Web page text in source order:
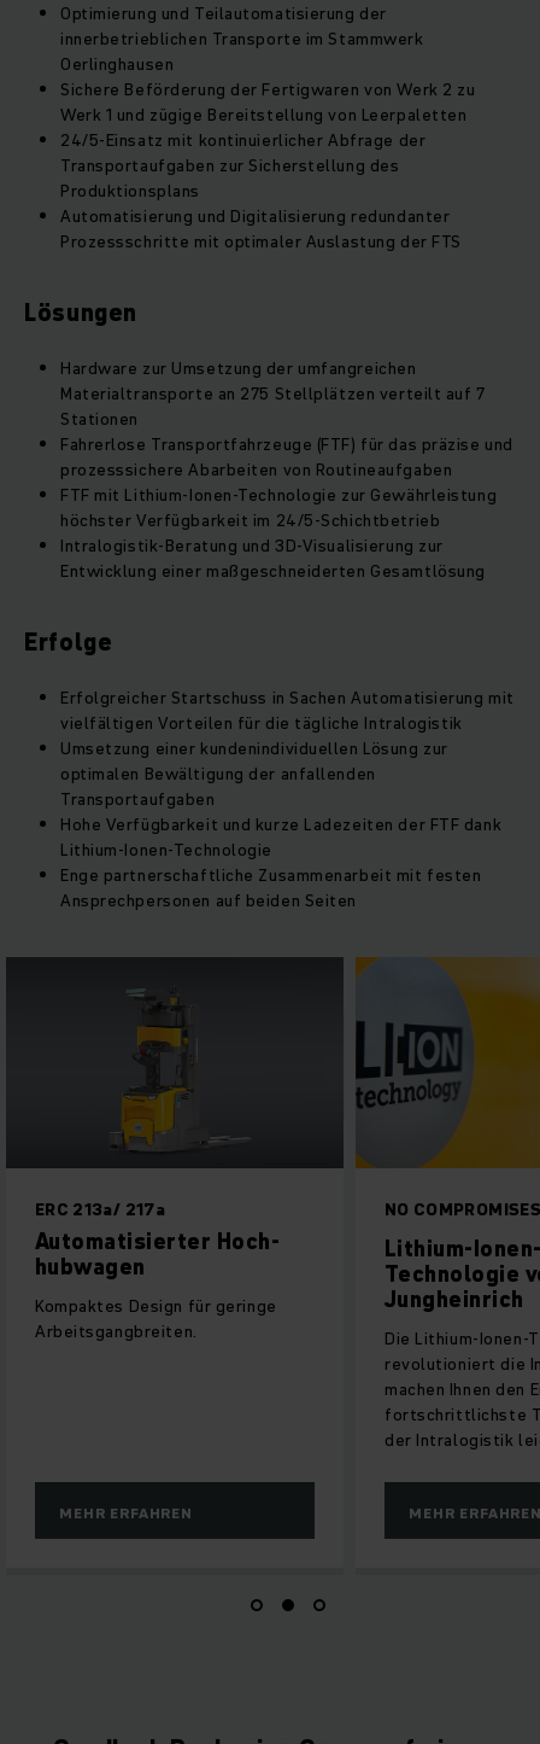
Optimierung und Teilautomatisierung der
innerbetrieblichen Transporte im Stammwerk
Oerlinghausen
Sichere Beförderung der Fertigwaren von Werk 2 zu
Werk 1 und zügige Bereitstellung von Leerpaletten
24/5-Einsatz mit kontinuierlicher Abfrage der
Transportaufgaben zur Sicherstellung des
Produktionsplans
Automatisierung und Digitalisierung redundanter
Prozessschritte mit optimaler Auslastung der FTS
Lösungen
Hardware zur Umsetzung der umfangreichen
Materialtransporte an 275 Stellplätzen verteilt auf 7
Stationen
Fahrerlose Transportfahrzeuge (FTF) für das präzise und
prozesssichere Abarbeiten von Routineaufgaben
FTF mit Lithium-Ionen-Technologie zur Gewährleistung
höchster Verfügbarkeit im 24/5-Schichtbetrieb
Intralogistik-Beratung und 3D-Visualisierung zur
Entwicklung einer maßgeschneiderten Gesamtlösung
Erfolge
Erfolgreicher Startschuss in Sachen Automatisierung mit
vielfältigen Vorteilen für die tägliche Intralogistik
Umsetzung einer kundenindividuellen Lösung zur
optimalen Bewältigung der anfallenden
Transportaufgaben
Hohe Verfügbarkeit und kurze Ladezeiten der FTF dank
Lithium-Ionen-Technologie
Enge partnerschaftliche Zusammenarbeit mit festen
Ansprechpersonen auf beiden Seiten
ERC 213a/ 217a
Automatisierter Hoch­
hubwagen
Kompaktes Design für geringe
Arbeitsgangbreiten.
MEHR ERFAHREN
NO COMPROMISES
Lithium-Ionen-
Technologie
Jungheinrich
Die Lithium-Ionen-
revolutioniert die
machen Ihnen den
fortschrittlichste
der Intralogistik
MEHR ERFAHREN